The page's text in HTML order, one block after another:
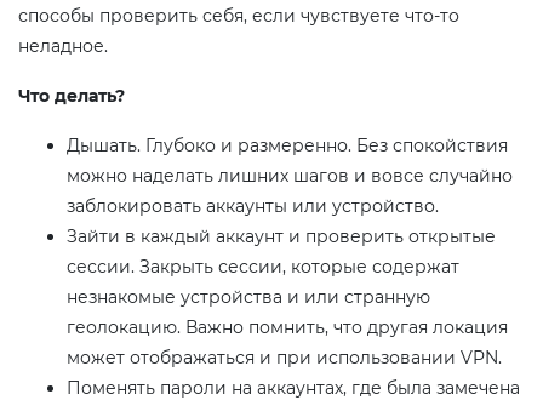
способы проверить себя, если чувствуете что-то
неладное.
Что делать?
Дышать. Глубоко и размеренно. Без спокойствия
можно наделать лишних шагов и вовсе случайно
заблокировать аккаунты или устройство.
Зайти в каждый аккаунт и проверить открытые
сессии. Закрыть сессии, которые содержат
незнакомые устройства и или странную
геолокацию. Важно помнить, что другая локация
может отображаться и при использовании VPN.
Поменять пароли на аккаунтах, где была замечена